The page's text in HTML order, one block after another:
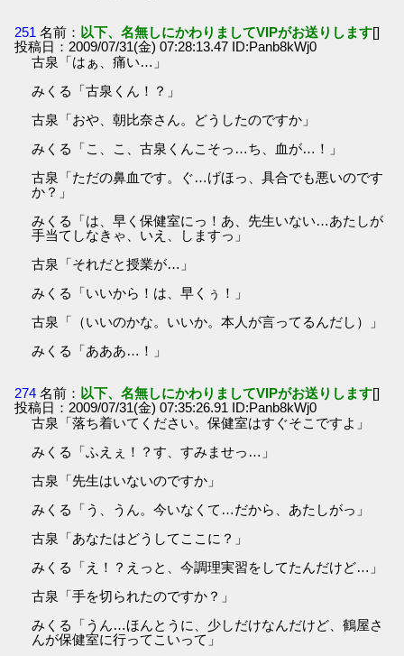
251 名前： 以下、名無しにかわりましてVIPがお送りします[]
投稿日：2009/07/31(金) 07:28:13.47 ID:Panb8kWj0
古泉「はぁ、痛い…」
みくる「古泉くん！？」
古泉「おや、朝比奈さん。どうしたのですか」
みくる「こ、こ、古泉くんこそっ…ち、血が…！」
古泉「ただの鼻血です。ぐ…げほっ、具合でも悪いのです
か？」
みくる「は、早く保健室にっ！あ、先生いない…あたしが
手当てしなきゃ、いえ、しますっ」
古泉「それだと授業が…」
みくる「いいから！は、早くぅ！」
古泉「（いいのかな。いいか。本人が言ってるんだし）」
みくる「あああ…！」
274 名前： 以下、名無しにかわりましてVIPがお送りします[]
投稿日：2009/07/31(金) 07:35:26.91 ID:Panb8kWj0
古泉「落ち着いてください。保健室はすぐそこですよ」
みくる「ふえぇ！？す、すみませっ…」
古泉「先生はいないのですか」
みくる「う、うん。今いなくて…だから、あたしがっ」
古泉「あなたはどうしてここに？」
みくる「え！？えっと、今調理実習をしてたんだけど…」
古泉「手を切られたのですか？」
みくる「うん…ほんとうに、少しだけなんだけど、鶴屋さ
んが保健室に行ってこいって」